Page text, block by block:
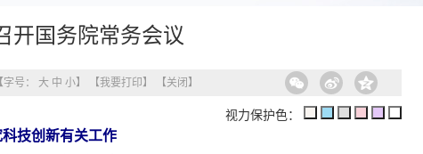
开国务院常务会议
字号： 大 中 小】 【我要打印】 【关闭 】
视力保护色：
技创新有关工作